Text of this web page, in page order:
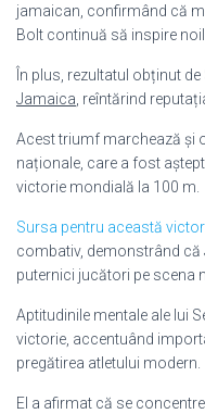
jamaican, confirmând că
Bolt continuă să inspire
În plus, rezultatul obținut
Jamaica , reîntărind
Acest triumf marchează și
naționale, care a fost
victorie mondială la 100 m.
Sursa pentru această
combativ, demonstrând că
puternici jucători pe scena
Aptitudinile mentale ale lui
victorie, accentuând
pregătirea atletului modern.
El a afirmat că se